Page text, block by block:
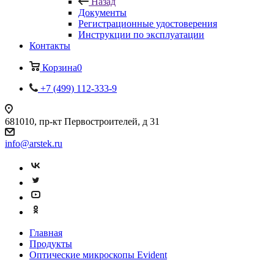
Документы
Регистрационные удостоверения
Инструкции по эксплуатации
Контакты
Корзина0
+7 (499) 112-333-9
681010, пр-кт Первостроителей, д 31
info@arstek.ru
Главная
Продукты
Оптические микроскопы Evident